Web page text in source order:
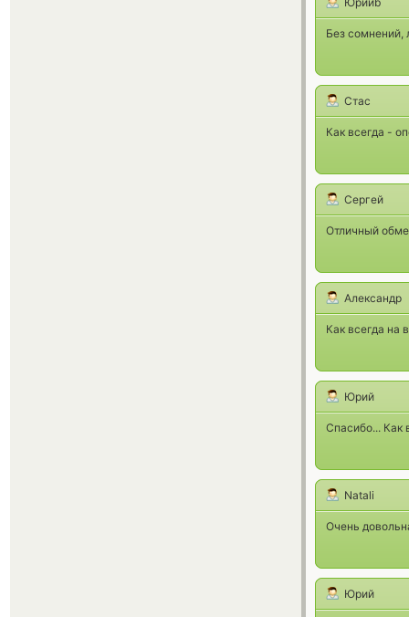
Без сомнений,
Стас
Как всегда -
Сергей
Отличный
Александр
Как всегда на
Юрий
Спасибо... Как
Natali
Очень
Юрий